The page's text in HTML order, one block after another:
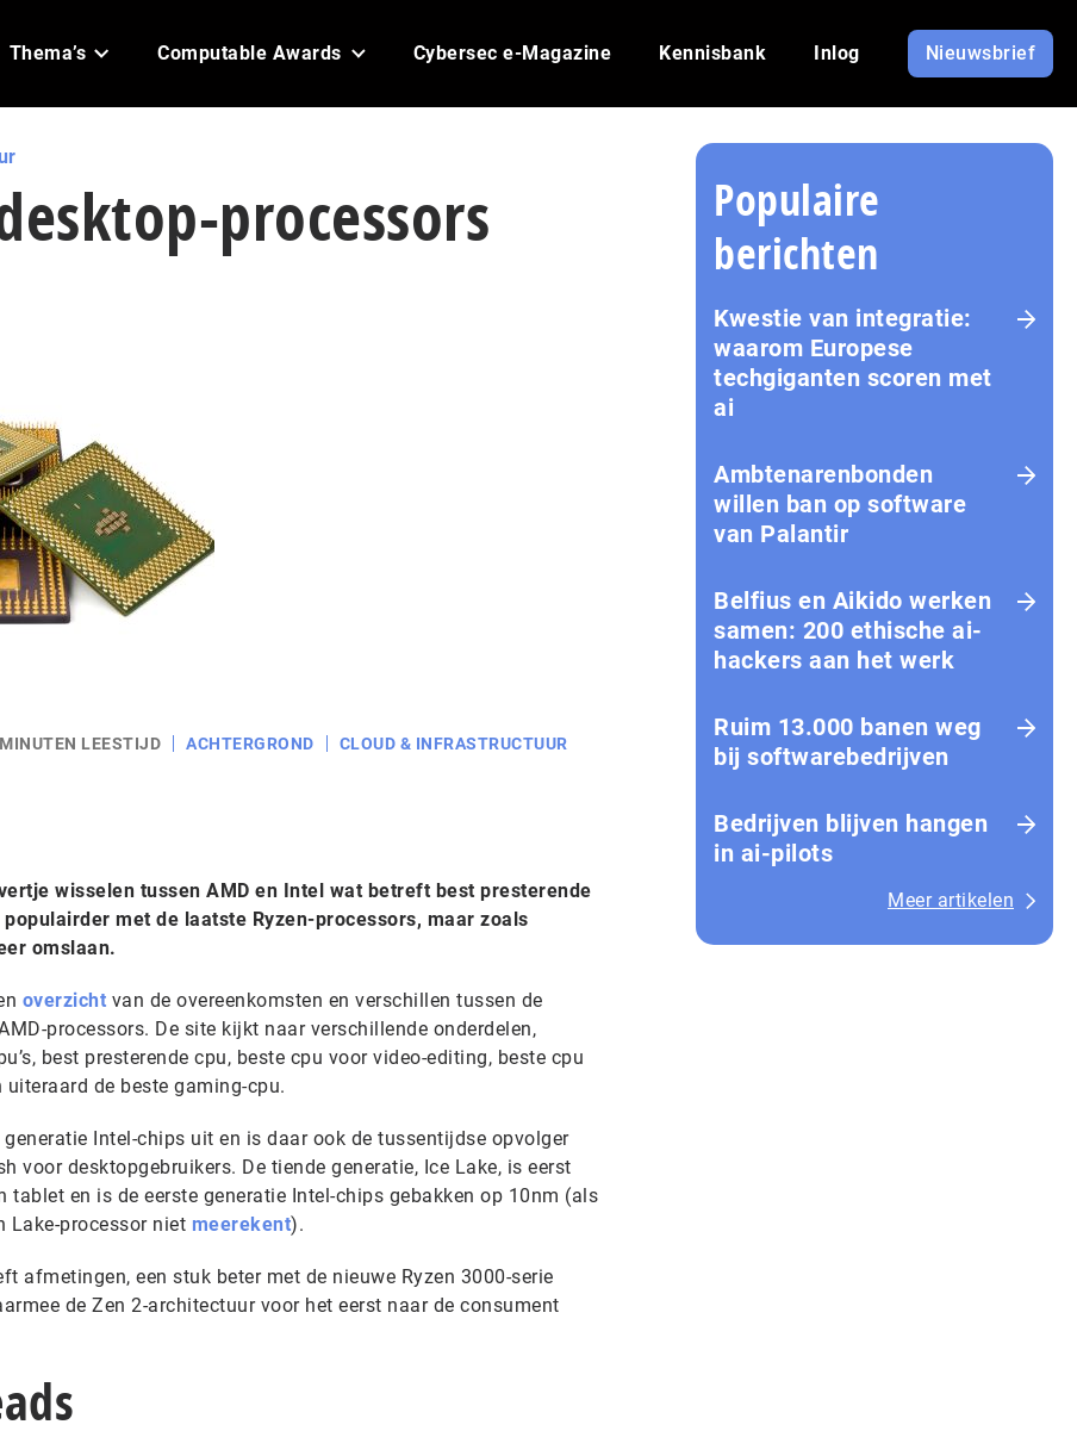
Thema’s Computable Awards Cybersec e-Magazine Kennisbank Inlog Nieuwsbrief
processors
LEESTIJD ACHTERGROND CLOUD & INFRASTRUCTUUR
wisselen tussen AMD en Intel wat betreft best presterende
met de laatste Ryzen-processors, maar zoals
omslaan.
overzicht van de overeenkomsten en verschillen tussen de
processors. De site kijkt naar verschillende onderdelen,
best presterende cpu, beste cpu voor video-editing, beste cpu
de beste gaming-cpu.
Intel-chips uit en is daar ook de tussentijdse opvolger
voor desktopgebruikers. De tiende generatie, Ice Lake, is eerst
tablet en is de eerste generatie Intel-chips gebakken op 10nm (als
Lake-processor niet meerekent).
afmetingen, een stuk beter met de nieuwe Ryzen 3000-serie
de Zen 2-architectuur voor het eerst naar de consument
Populaire
berichten
Kwestie van integratie:
waarom Europese
techgiganten scoren met
ai
Amb­te­na­ren­bon­den
willen ban op software
van Palantir
Belfius en Aikido werken
samen: 200 ethische ai-
hackers aan het werk
Ruim 13.000 banen weg
bij softwarebedrijven
Bedrijven blijven hangen
in ai-pilots
Meer artikelen